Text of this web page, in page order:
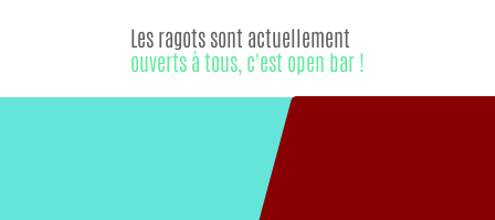
Les ragots sont actuellement
ouverts à tous, c'est open bar !